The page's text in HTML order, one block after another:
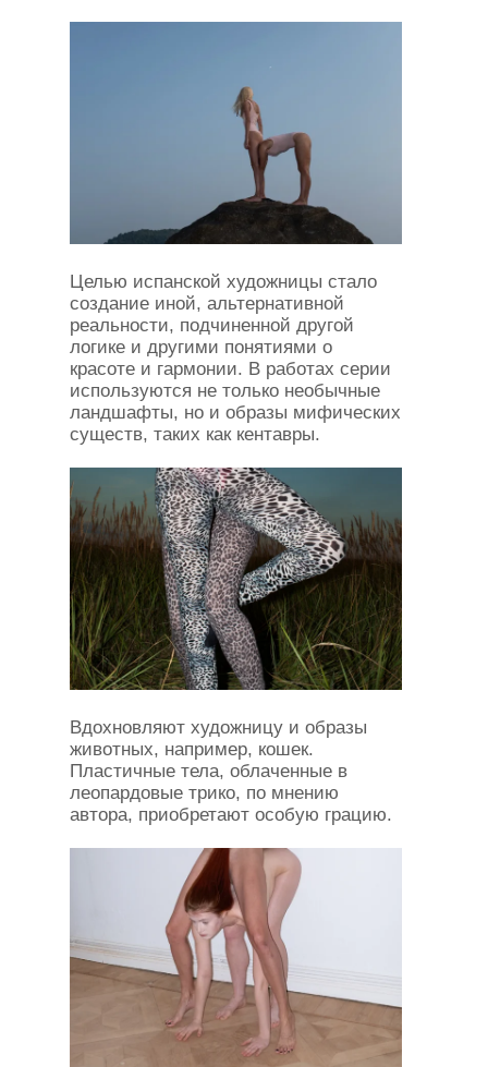
Целью испанской художницы стало
создание иной, альтернативной
реальности, подчиненной другой
логике и другими понятиями о
красоте и гармонии. В работах серии
используются не только необычные
ландшафты, но и образы мифических
существ, таких как кентавры.
Вдохновляют художницу и образы
животных, например, кошек.
Пластичные тела, облаченные в
леопардовые трико, по мнению
автора, приобретают особую грацию.